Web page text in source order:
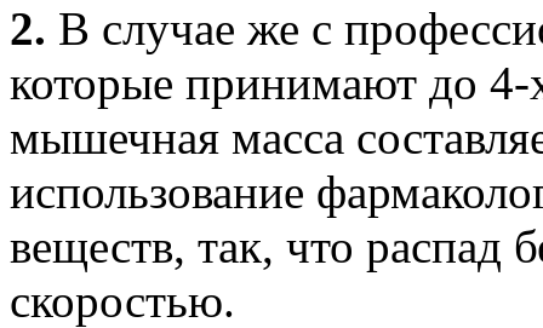
2. В случае же с
которые принимают до 4-
мышечная масса
использование
веществ, так, что распад
скоростью.